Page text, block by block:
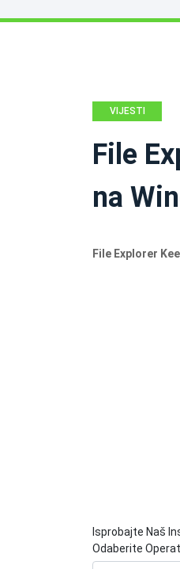
VIJESTI
File
na
File Explorer
Isprobajte Naš
Odaberite